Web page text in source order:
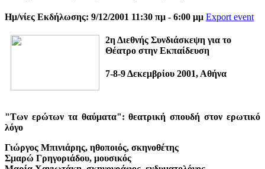
Ημ/νίες Εκδήλωσης: 9/12/2001 11:30 πμ - 6:00 μμ Export event
2η Διεθνής Συνδιάσκεψη για το
Θέατρο στην Εκπαίδευση
7-8-9 Δεκεμβρίου 2001, Αθήνα
"Των ερώτων τα θαύματα": θεατρική σπουδή στον ερωτικό
λόγο
Γιώργος Μπινιάρης, ηθοποιός, σκηνοθέτης
Σμαρώ Γρηγοριάδου, μουσικός